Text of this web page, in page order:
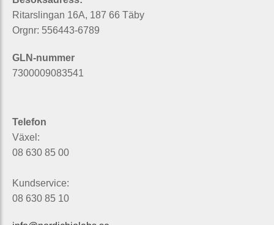
Ritarslingan 16A, 187 66 Täby
Orgnr: 556443-6789
GLN-nummer
7300009083541
Telefon
Växel:
08 630 85 00
Kundservice:
08 630 85 10